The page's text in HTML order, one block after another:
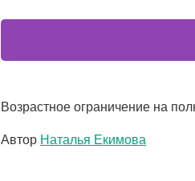
Возрастное ограничение на
Метки
Автор Наталья Екимова